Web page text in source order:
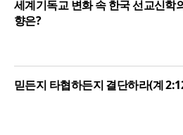
여”
세계기독교 변화 속 한국 선교신학
향은?
믿든지 타협하든지 결단하라(계